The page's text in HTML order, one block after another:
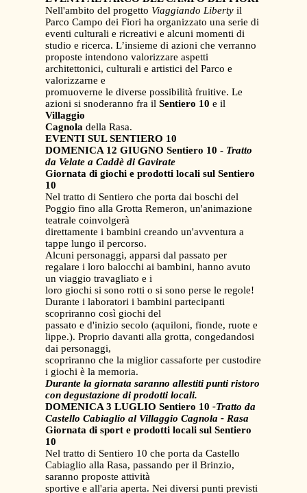
Nell'ambito del progetto Viaggiando Liberty il
Parco Campo dei Fiori ha organizzato una serie di
eventi culturali e ricreativi e alcuni momenti di
studio e ricerca. L’insieme di azioni che verranno
proposte intendono valorizzare aspetti
architettonici, culturali e artistici del Parco e
valorizzarne e
promuoverne le diverse possibilità fruitive. Le
azioni si snoderanno fra il Sentiero 10 e il
Villaggio
Cagnola della Rasa.
EVENTI SUL SENTIERO 10
DOMENICA 12 GIUGNO Sentiero 10 - Tratto
da Velate a Caddè di Gavirate
Giornata di giochi e prodotti locali sul Sentiero
10
Nel tratto di Sentiero che porta dai boschi del
Poggio fino alla Grotta Remeron, un'animazione
teatrale coinvolgerà
direttamente i bambini creando un'avventura a
tappe lungo il percorso.
Alcuni personaggi, apparsi dal passato per
regalare i loro balocchi ai bambini, hanno avuto
un viaggio travagliato e i
loro giochi si sono rotti o si sono perse le regole!
Durante i laboratori i bambini partecipanti
scopriranno così giochi del
passato e d'inizio secolo (aquiloni, fionde, ruote e
lippe.). Proprio davanti alla grotta, congedandosi
dai personaggi,
scopriranno che la miglior cassaforte per custodire
i giochi è la memoria.
Durante la giornata saranno allestiti punti ristoro
con degustazione di prodotti locali.
DOMENICA 3 LUGLIO Sentiero 10 -Tratto da
Castello Cabiaglio al Villaggio Cagnola - Rasa
Giornata di sport e prodotti locali sul Sentiero
10
Nel tratto di Sentiero 10 che porta da Castello
Cabiaglio alla Rasa, passando per il Brinzio,
saranno proposte attività
sportive e all'aria aperta. Nei diversi punti previsti